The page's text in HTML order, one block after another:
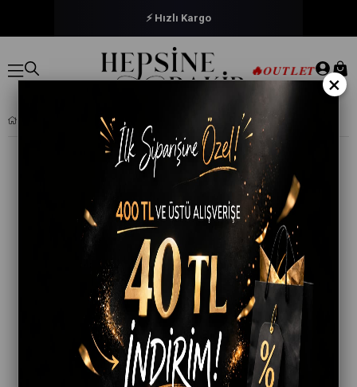
⚡ Hızlı Kargo
🔥OUTLET
×